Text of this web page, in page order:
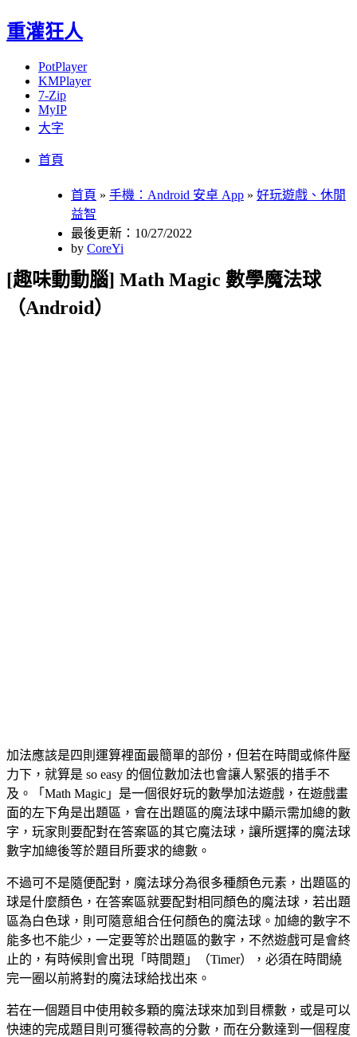
重灌狂人
PotPlayer
KMPlayer
7-Zip
MyIP
大字
首頁
首頁 » 手機：Android 安卓 App » 好玩遊戲、休閒
益智
最後更新：10/27/2022
by CoreYi
[趣味動動腦] Math Magic 數學魔法球
（Android）
加法應該是四則運算裡面最簡單的部份，但若在時間或條件壓
力下，就算是 so easy 的個位數加法也會讓人緊張的措手不
及。「Math Magic」是一個很好玩的數學加法遊戲，在遊戲畫
面的左下角是出題區，會在出題區的魔法球中顯示需加總的數
字，玩家則要配對在答案區的其它魔法球，讓所選擇的魔法球
數字加總後等於題目所要求的總數。
不過可不是隨便配對，魔法球分為很多種顏色元素，出題區的
球是什麼顏色，在答案區就要配對相同顏色的魔法球，若出題
區為白色球，則可隨意組合任何顏色的魔法球。加總的數字不
能多也不能少，一定要等於出題區的數字，不然遊戲可是會終
止的，有時候則會出現「時間題」（Timer），必須在時間繞
完一圈以前將對的魔法球給找出來。
若在一個題目中使用較多顆的魔法球來加到目標數，或是可以
快速的完成題目則可獲得較高的分數，而在分數達到一個程度